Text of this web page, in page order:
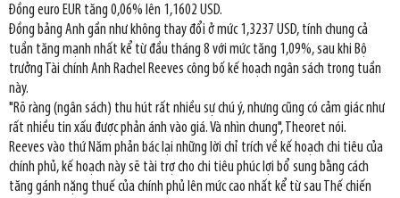
Đồng euro EUR tăng 0,06% lên 1,1602 USD.
Đồng bảng Anh gần như không thay đổi ở mức 1,3237 USD, tính chung cả
tuần tăng mạnh nhất kể từ đầu tháng 8 với mức tăng 1,09%, sau khi Bộ
trưởng Tài chính Anh Rachel Reeves công bố kế hoạch ngân sách trong tuần
này.
"Rõ ràng (ngân sách) thu hút rất nhiều sự chú ý, nhưng cũng có cảm giác như
rất nhiều tin xấu được phản ánh vào giá. Và nhìn chung", Theoret nói.
Reeves vào thứ Năm phản bác lại những lời chỉ trích về kế hoạch chi tiêu của
chính phủ, kế hoạch này sẽ tài trợ cho chi tiêu phúc lợi bổ sung bằng cách
tăng gánh nặng thuế của chính phủ lên mức cao nhất kể từ sau Thế chiến